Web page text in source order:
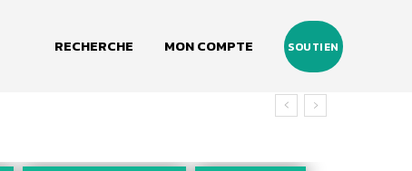
RECHERCHE MON COMPTE SOUTIEN